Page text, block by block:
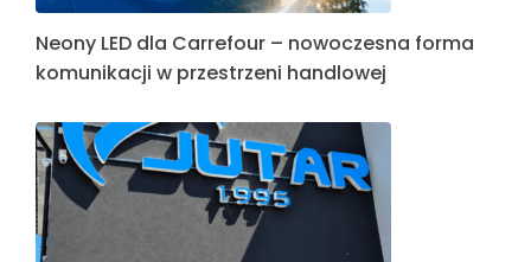
Neony LED dla Carrefour – nowoczesna forma
komunikacji w przestrzeni handlowej